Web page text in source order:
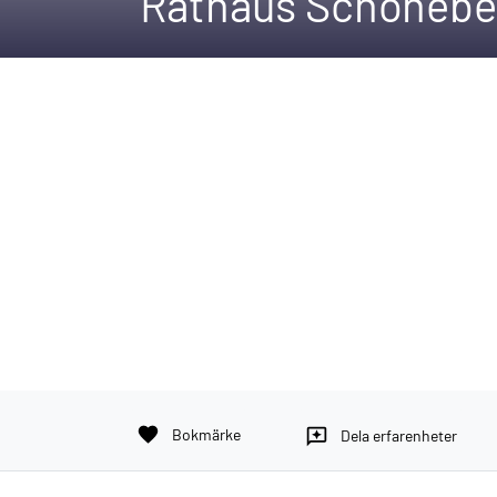
favorite Bokmärke reviews Dela erfarenheter